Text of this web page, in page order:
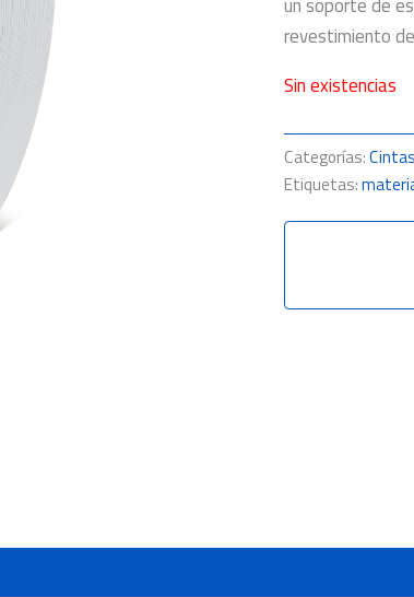
un soporte de
revestimiento
Sin existencias
Categorías:
Etiquetas: